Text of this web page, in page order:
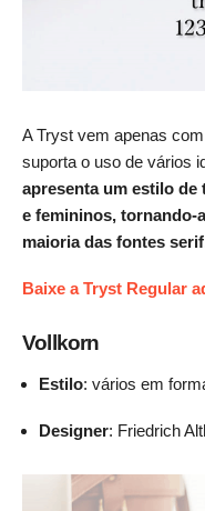
A Tryst vem apenas
suporta o uso de vários
apresenta um estilo de
e femininos, tornando-
maioria das fontes serif
Baixe a Tryst Regular
Vollkorn
Estilo: vários em
Designer: Friedrich